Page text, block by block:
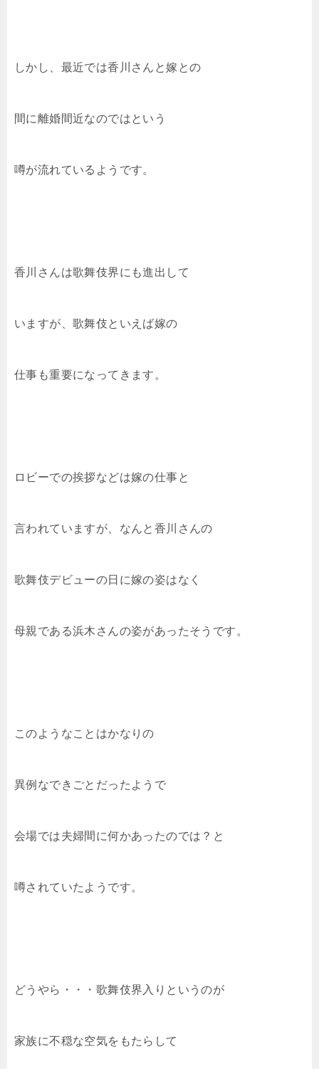
しかし、最近では香川さんと嫁との
間に離婚間近なのではという
噂が流れているようです。
香川さんは歌舞伎界にも進出して
いますが、歌舞伎といえば嫁の
仕事も重要になってきます。
ロビーでの挨拶などは嫁の仕事と
言われていますが、なんと香川さんの
歌舞伎デビューの日に嫁の姿はなく
母親である浜木さんの姿があったそうです。
このようなことはかなりの
異例なできごとだったようで
会場では夫婦間に何かあったのでは？と
噂されていたようです。
どうやら・・・歌舞伎界入りというのが
家族に不穏な空気をもたらして